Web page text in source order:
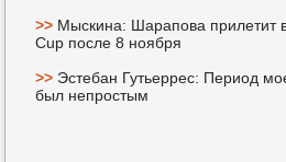
>> Мыскина: Шарапова прилетит
Cup после 8 ноября
>> Эстебан Гутьеррес: Период
был непростым